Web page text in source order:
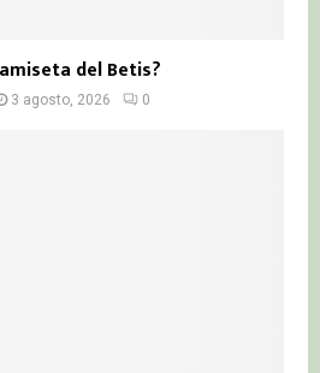
del Betis?
3 agosto, 2026 0